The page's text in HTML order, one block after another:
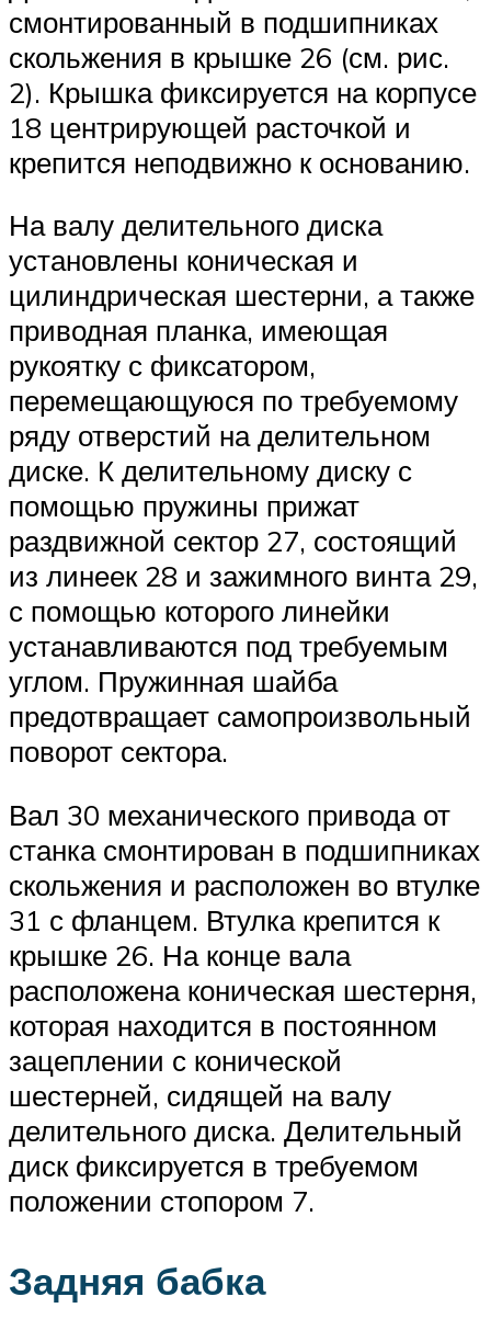
смонтированный в подшипниках
скольжения в крышке 26 (см. рис.
2). Крышка фиксируется на корпусе
18 центрирующей расточкой и
крепится неподвижно к основанию.
На валу делительного диска
установлены коническая и
цилиндрическая шестерни, а также
приводная планка, имеющая
рукоятку с фиксатором,
перемещающуюся по требуемому
ряду отверстий на делительном
диске. К делительному диску с
помощью пружины прижат
раздвижной сектор 27, состоящий
из линеек 28 и зажимного винта 29,
с помощью которого линейки
устанавливаются под требуемым
углом. Пружинная шайба
предотвращает самопроизвольный
поворот сектора.
Вал 30 механического привода от
станка смонтирован в подшипниках
скольжения и расположен во втулке
31 с фланцем. Втулка крепится к
крышке 26. На конце вала
расположена коническая шестерня,
которая находится в постоянном
зацеплении с конической
шестерней, сидящей на валу
делительного диска. Делительный
диск фиксируется в требуемом
положении стопором 7.
Задняя бабка